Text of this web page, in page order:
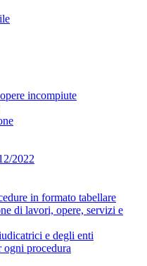
incompiute
2022
in formato tabellare
di lavori, opere, servizi e
e degli enti
ogni procedura